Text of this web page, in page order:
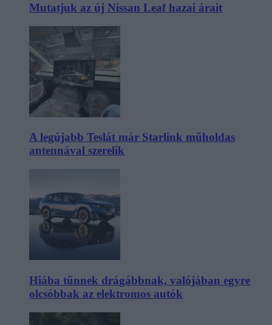
Mutatjuk az új Nissan Leaf hazai árait
A legújabb Teslát már Starlink műholdas
antennával szerelik
Hiába tűnnek drágábbnak, valójában egyre
olcsóbbak az elektromos autók